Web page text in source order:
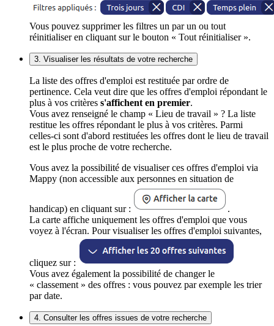
Vous pouvez supprimer les filtres un par un ou tout
réinitialiser en cliquant sur le bouton « Tout réinitialiser ».
3. Visualiser les résultats de votre recherche
La liste des offres d'emploi est restituée par ordre de
pertinence. Cela veut dire que les offres d'emploi répondant le
plus à vos critères s'affichent en premier.
Vous avez renseigné le champ « Lieu de travail » ? La liste
restitue les offres répondant le plus à vos critères. Parmi
celles-ci sont d'abord restituées les offres dont le lieu de travail
est le plus proche de votre recherche.
Vous avez la possibilité de visualiser ces offres d'emploi via
Mappy (non accessible aux personnes en situation de
handicap) en cliquant sur :
.
La carte affiche uniquement les offres d'emploi que vous
voyez à l'écran. Pour visualiser les offres d'emploi suivantes,
cliquez sur :
Vous avez également la possibilité de changer le
« classement » des offres : vous pouvez par exemple les trier
par date.
4. Consulter les offres issues de votre recherche